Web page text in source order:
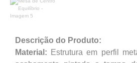
Descrição do Produto:
Material: Estrutura em perfil